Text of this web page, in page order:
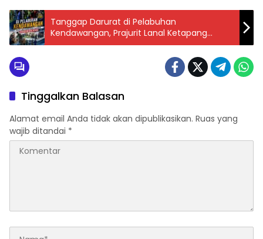
Tanggap Darurat di Pelabuhan
Kendawangan, Prajurit Lanal Ketapang
Bersama Forkopimcam Evakuasi ABK Kapal
Tinggalkan Balasan
Alamat email Anda tidak akan dipublikasikan. Ruas yang
wajib ditandai *